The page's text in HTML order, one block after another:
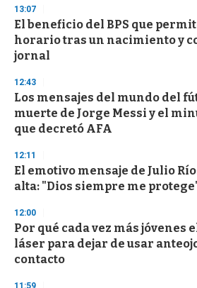
d
s
13:07
El beneficio del BPS que
horario tras un nacimiento y
jornal
12:43
Los mensajes del mundo del
muerte de Jorge Messi y el
que decretó AFA
12:11
El emotivo mensaje de Julio
alta: "Dios siempre me
12:00
Por qué cada vez más jóvenes
láser para dejar de usar
contacto